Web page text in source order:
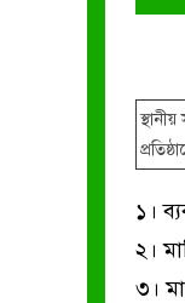
১।
২।
৩।